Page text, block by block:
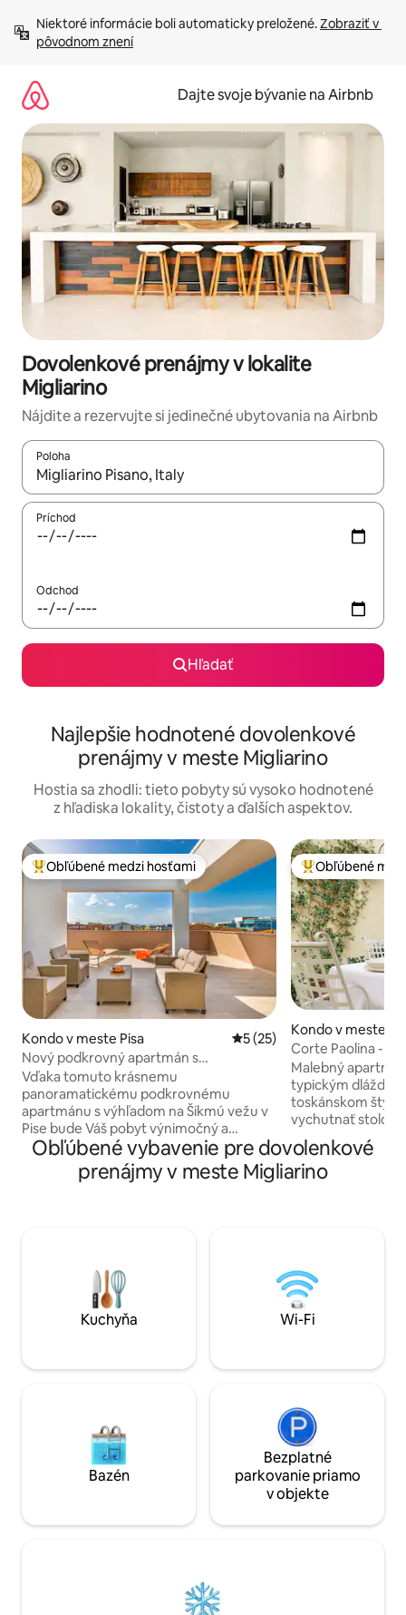
obsah.
Niektoré informácie boli automaticky preložené. Zobraziť v
pôvodnom znení
Dajte svoje bývanie na Airbnb
Dovolenkové prenájmy v lokalite
Migliarino
Nájdite a rezervujte si jedinečné ubytovania na Airbnb
Poloha
Keď budú výsledky k dispozícii, môžete si ich prechádzať
Príchod
Odchod
Hľadať
Najlepšie hodnotené dovolenkové
prenájmy v meste Migliarino
Hostia sa zhodli: tieto pobyty sú vysoko hodnotené
z hľadiska lokality, čistoty a ďalších aspektov.
Najobľúbenejšie medzi hosťami
Obľúbené medzi hosťami
Kondo v meste Pisa Priemerné ohodnotenie 5
5 (25)
Nový podkrovný apartmán s
panoramatickým výhľadom na Torre
park free
Vďaka tomuto krásnemu
panoramatickému podkrovnému
apartmánu s výhľadom na Šikmú vežu v
Pise bude Váš pobyt výnimočný a
nezabudnuteľný. Môžete si vychutnať
aperitív a zároveň si z terasy v pohodlí
posedieť a vychutnať výhľad na Šikmú
ubytovanie zariadené v modernom štýle
s maximálnou pozornosťou venovanou
detailom. Ideálne na dovolenku vo
dvojici, s priateľmi či rodinou.
Najobľúbenejšie
Obľúbené
Kondo v meste
Corte Paolina -
Lucky
Malebný
typickým
toskánskom
vychutnať
voľnočasové
kvety poskytujú
zhonom
šarmu a pocitu z
domov ďaleko od
Obľúbené vybavenie pre dovolenkové
prenájmy v meste Migliarino
Kuchyňa Wi-Fi
Bazén
Bezplatné
parkovanie priamo
v objekte